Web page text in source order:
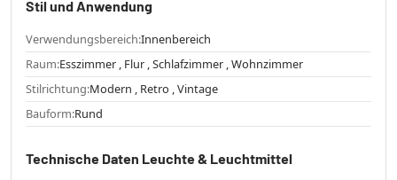
Stil und Anwendung
Verwendungsbereich:Innenbereich
Raum:Esszimmer , Flur , Schlafzimmer , Wohnzimmer
Stilrichtung:Modern , Retro , Vintage
Bauform:Rund
Technische Daten Leuchte & Leuchtmittel